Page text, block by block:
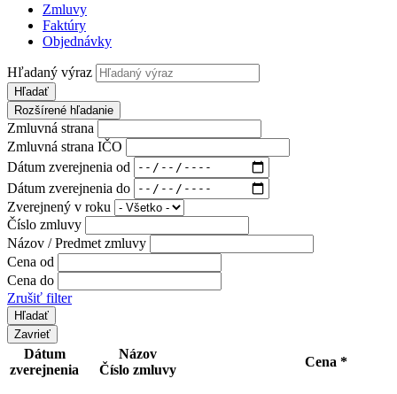
Zmluvy
Faktúry
Objednávky
Hľadaný výraz
Hľadať
Rozšírené hľadanie
Zmluvná strana
Zmluvná strana IČO
Dátum zverejnenia od
Dátum zverejnenia do
Zverejnený v roku
Číslo zmluvy
Názov / Predmet zmluvy
Cena od
Cena do
Zrušiť filter
Zavrieť
Dátum
zverejnenia
Názov
Číslo zmluvy
Cena *